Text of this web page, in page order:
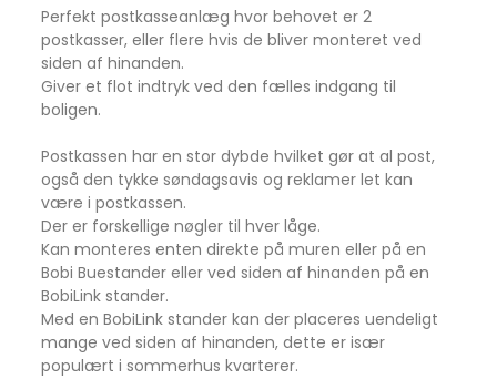
Perfekt postkasseanlæg hvor behovet er 2
postkasser, eller flere hvis de bliver monteret ved
siden af hinanden.
Giver et flot indtryk ved den fælles indgang til
boligen.
Postkassen har en stor dybde hvilket gør at al post,
også den tykke søndagsavis og reklamer let kan
være i postkassen.
Der er forskellige nøgler til hver låge.
Kan monteres enten direkte på muren eller på en
Bobi Buestander eller ved siden af hinanden på en
BobiLink stander.
Med en BobiLink stander kan der placeres uendeligt
mange ved siden af hinanden, dette er især
populært i sommerhus kvarterer.